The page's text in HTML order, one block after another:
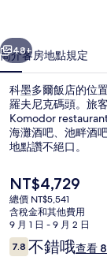
相
片
集
個 下一個
48+
簡介客房地點規定
科墨多爾飯店的位
羅夫尼克碼頭。旅
Komodor
海灘酒吧、池畔酒
地點讚不絕口。
目
前
的
價
格
是
NT$4,729
總價 NT$5,541
含稅金和其他費用
9 月 1 日 - 9 月 2 日
評
論
7.87.8 分，滿分 10 分，
不錯哦查看